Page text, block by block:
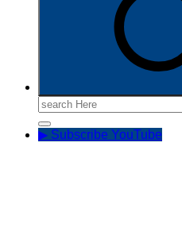
Search
for:
▶ Subscribe YouTube